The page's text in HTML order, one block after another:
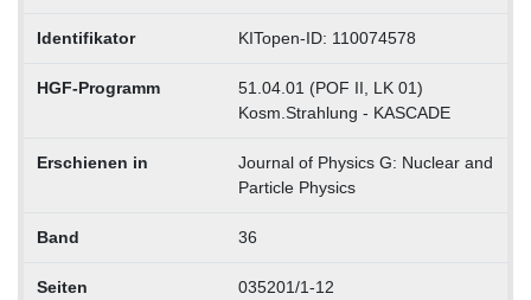
Identifikator KITopen-ID: 110074578
HGF-Programm
51.04.01 (POF II, LK 01)
Kosm.Strahlung - KASCADE
Erschienen in
Journal of Physics G: Nuclear and
Particle Physics
Band 36
Seiten 035201/1-12